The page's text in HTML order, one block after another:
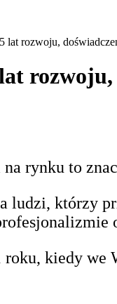
lat rozwoju,
rynku to
ludzi, którzy
kiedy we